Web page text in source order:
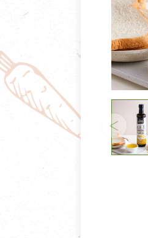
清潔/防蟲/薰香
廚房用具/家電/家飾